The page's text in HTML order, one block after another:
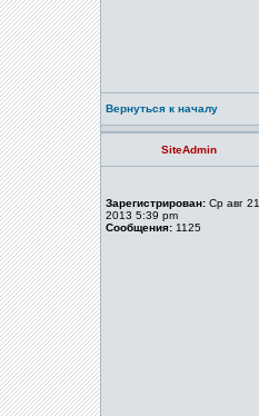
Вернуться к началу
SiteAdmin
Зарегистрирован: Ср авг 21,
2013 5:39 pm
Сообщения: 1125